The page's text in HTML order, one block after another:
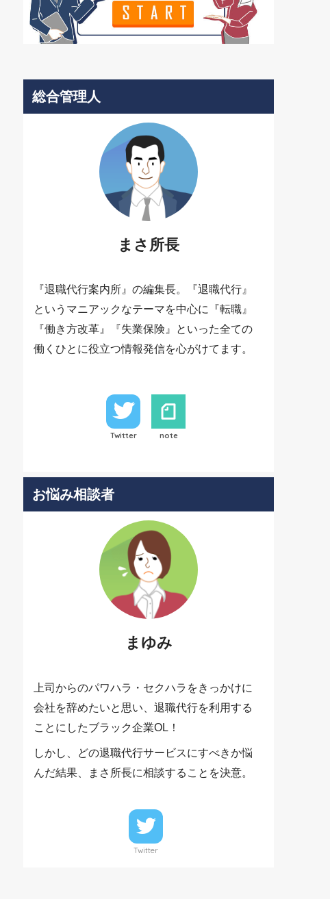
総合管理人
まさ所長
『退職代行案内所』の編集長。『退職代行』
というマニアックなテーマを中心に『転職』
『働き方改革』『失業保険』といった全ての
働くひとに役立つ情報発信を心がけてます。
Twitter note
お悩み相談者
まゆみ
上司からのパワハラ・セクハラをきっかけに
会社を辞めたいと思い、退職代行を利用する
ことにしたブラック企業OL！
しかし、どの退職代行サービスにすべきか悩
んだ結果、まさ所長に相談することを決意。
Twitter